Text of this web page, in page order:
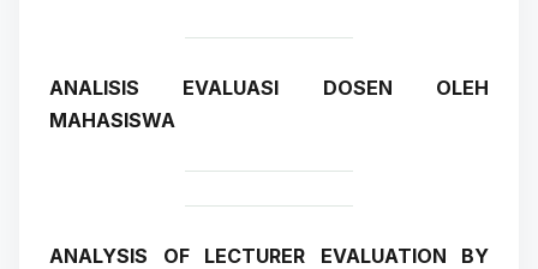
ANALISIS EVALUASI DOSEN OLEH
MAHASISWA
ANALYSIS OF LECTURER EVALUATION BY